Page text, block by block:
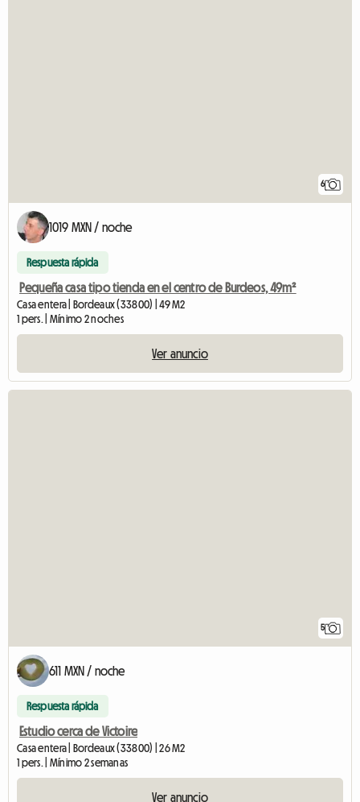
6
1019 MXN / noche
Respuesta rápida
Pequeña casa tipo tienda en el centro de Burdeos, 49m²
Casa entera | Bordeaux (33800) | 49 M2
1 pers. | Mínimo 2 noches
Ver anuncio
5
611 MXN / noche
Respuesta rápida
Estudio cerca de Victoire
Casa entera | Bordeaux (33800) | 26 M2
1 pers. | Mínimo 2 semanas
Ver anuncio